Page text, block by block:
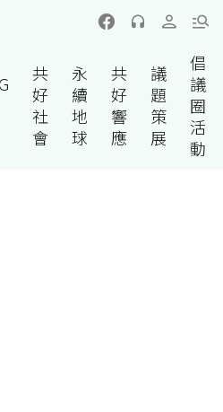
共
好
社
會
永
續
地
球
共
好
響
應
議
題
策
展
倡
議
圈
活
動